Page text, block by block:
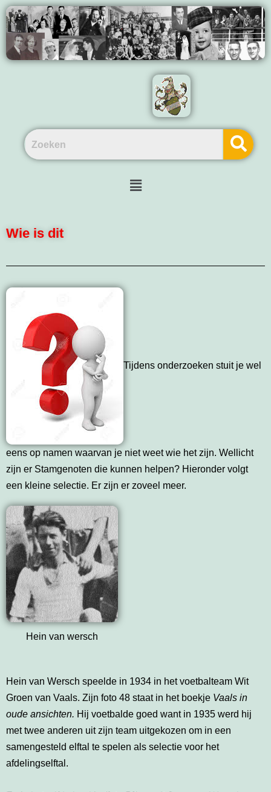
Wie is dit
Tijdens onderzoeken stuit je wel
eens op namen waarvan je niet weet wie het zijn. Wellicht
zijn er Stamgenoten die kunnen helpen? Hieronder volgt
een kleine selectie. Er zijn er zoveel meer.
Hein van wersch
Hein van Wersch speelde in 1934 in het voetbalteam Wit
Groen van Vaals. Zijn foto 48 staat in het boekje Vaals in
oude ansichten. Hij voetbalde goed want in 1935 werd hij
met twee anderen uit zijn team uitgekozen om in een
samengesteld elftal te spelen als selectie voor het
afdelingselftal.